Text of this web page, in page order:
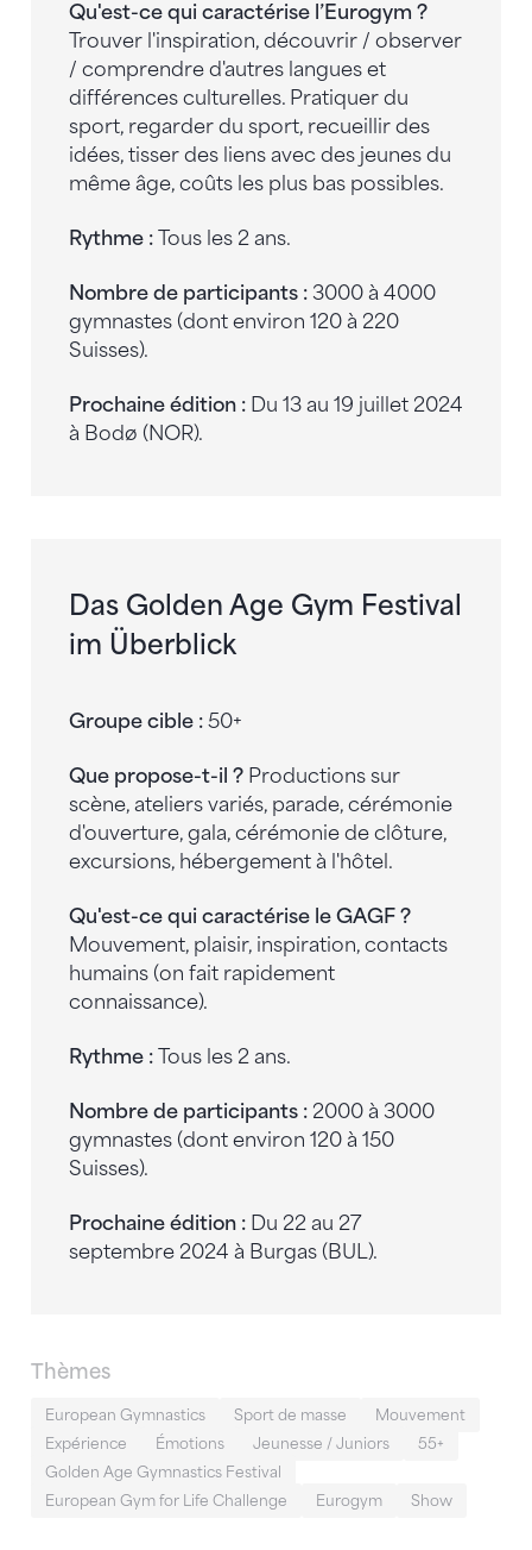
Qu'est-ce qui caractérise l’Eurogym ?
Trouver l'inspiration, découvrir / observer
/ comprendre d'autres langues et
différences culturelles. Pratiquer du
sport, regarder du sport, recueillir des
idées, tisser des liens avec des jeunes du
même âge, coûts les plus bas possibles.
Rythme : Tous les 2 ans.
Nombre de participants : 3000 à 4000
gymnastes (dont environ 120 à 220
Suisses).
Prochaine édition : Du 13 au 19 juillet 2024
à Bodø (NOR).
Das Golden Age Gym Festival
im Überblick
Groupe cible : 50+
Que propose-t-il ? Productions sur
scène, ateliers variés, parade, cérémonie
d'ouverture, gala, cérémonie de clôture,
excursions, hébergement à l'hôtel.
Qu'est-ce qui caractérise le GAGF ?
Mouvement, plaisir, inspiration, contacts
humains (on fait rapidement
connaissance).
Rythme : Tous les 2 ans.
Nombre de participants : 2000 à 3000
gymnastes (dont environ 120 à 150
Suisses).
Prochaine édition : Du 22 au 27
septembre 2024 à Burgas (BUL).
Thèmes
European Gymnastics Sport de masse
Mouvement
Expérience
Émotions Jeunesse / Juniors
55+
Golden Age Gymnastics Festival
European Gym for Life Challenge
Eurogym Show